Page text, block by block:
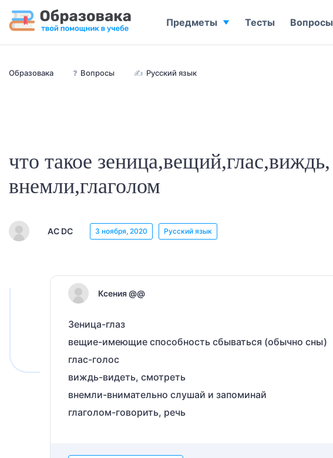
Образовака ❓ Вопросы ✍ Русский язык
что такое зеница,вещий,глас,виждь,
внемли,глаголом
AC DC 3 ноября, 2020 Русский язык
Ксения @@
Зеница-глаз
вещие-имеющие способность сбываться (обычно сны)
глас-голос
виждь-видеть, смотреть
внемли-внимательно слушай и запоминай
глаголом-говорить, речь
Предметы Тесты Вопросы